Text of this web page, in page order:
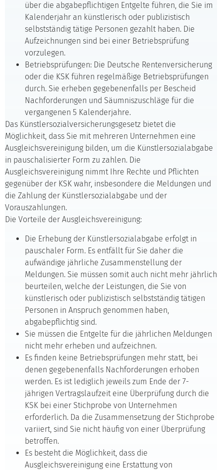
über die abgabepflichtigen Entgelte führen, die Sie im
Kalenderjahr an künstlerisch oder publizistisch
selbstständig tätige Personen gezahlt haben. Die
Aufzeichnungen sind bei einer Betriebsprüfung
vorzulegen.
Betriebsprüfungen: Die Deutsche Rentenversicherung
oder die KSK führen regelmäßige Betriebsprüfungen
durch. Sie erheben gegebenenfalls per Bescheid
Nachforderungen und Säumniszuschläge für die
vergangenen 5 Kalenderjahre.
Das Künstlersozialversicherungsgesetz bietet die
Möglichkeit, dass Sie mit mehreren Unternehmen eine
Ausgleichsvereinigung bilden, um die Künstlersozialabgabe
in pauschalisierter Form zu zahlen. Die
Ausgleichsvereinigung nimmt Ihre Rechte und Pflichten
gegenüber der KSK wahr, insbesondere die Meldungen und
die Zahlung der Künstlersozialabgabe und der
Vorauszahlungen.
Die Vorteile der Ausgleichsvereinigung:
Die Erhebung der Künstlersozialabgabe erfolgt in
pauschaler Form. Es entfällt für Sie daher die
aufwändige jährliche Zusammenstellung der
Meldungen. Sie müssen somit auch nicht mehr jährlich
beurteilen, welche der Leistungen, die Sie von
künstlerisch oder publizistisch selbstständig tätigen
Personen in Anspruch genommen haben,
abgabepflichtig sind.
Sie müssen die Entgelte für die jährlichen Meldungen
nicht mehr erheben und aufzeichnen.
Es finden keine Betriebsprüfungen mehr statt, bei
denen gegebenenfalls Nachforderungen erhoben
werden. Es ist lediglich jeweils zum Ende der 7-
jährigen Vertragslaufzeit eine Überprüfung durch die
KSK bei einer Stichprobe von Unternehmen
erforderlich. Da die Zusammensetzung der Stichprobe
variiert, sind Sie nicht häufig von einer Überprüfung
betroffen.
Es besteht die Möglichkeit, dass die
Ausgleichsvereinigung eine Erstattung von